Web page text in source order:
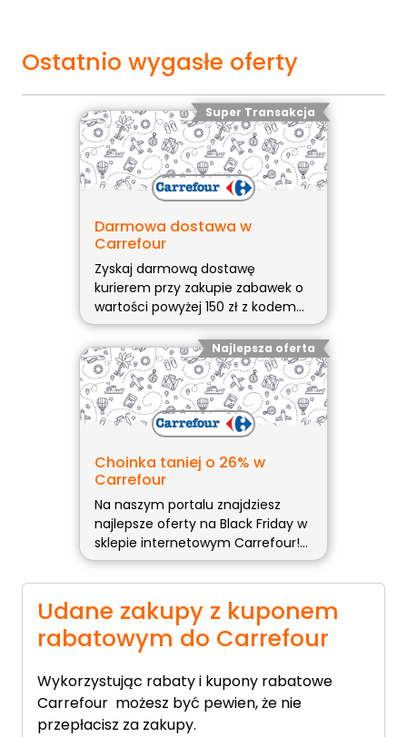
Ostatnio wygasłe oferty
Super Transakcja
Darmowa dostawa w
Carrefour
Zyskaj darmową dostawę
kurierem przy zakupie zabawek o
wartości powyżej 150 zł z kodem
GWIAZDKA* * Minimalna wartość
koszyka 150 zł (obejmuje zabawki).
Najlepsza oferta
Choinka taniej o 26% w
Carrefour
Na naszym portalu znajdziesz
najlepsze oferty na Black Friday w
sklepie internetowym Carrefour!
Najnowsza promocja: Choinka
taniej o 26%! Choinka Sosna
(więcej…)
Udane zakupy z kuponem
rabatowym do Carrefour
Wykorzystując rabaty i kupony rabatowe
Carrefour możesz być pewien, że nie
przepłacisz za zakupy.